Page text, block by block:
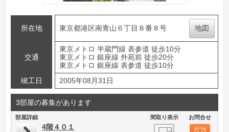
所在地 東京都港区南青山６丁目８番８号 地図
交通
東京メトロ 半蔵門線 表参道 徒歩10分
東京メトロ 銀座線 外苑前 徒歩20分
東京メトロ 銀座線 表参道 徒歩10分
竣工日
2005年08月31日
3部屋の募集があります
部屋詳細 間取り表示 お問合せ
4階４０１